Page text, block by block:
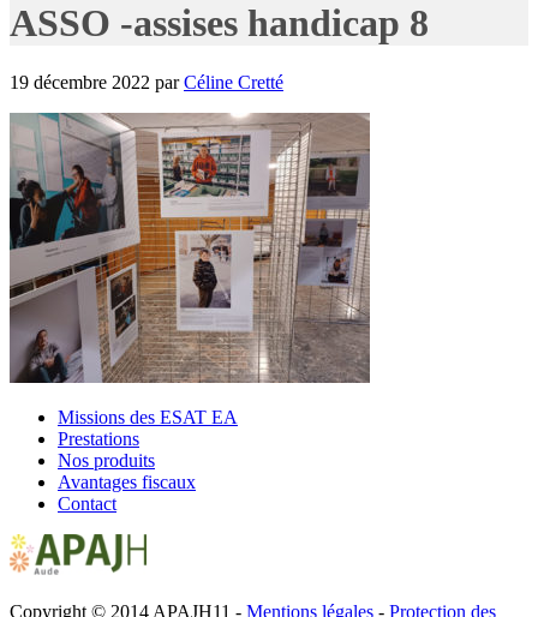
ASSO -assises handicap 8
19 décembre 2022 parCéline Cretté
Missions des ESAT EA
Prestations
Nos produits
Avantages fiscaux
Contact
Copyright © 2014 APAJH11 - Mentions légales - Protection des